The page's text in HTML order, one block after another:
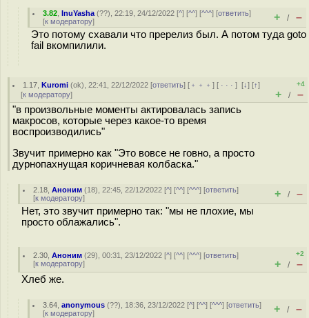
3.82 ,InuYasha (??), 22:19, 24/12/2022 [^] [^^] [^^^] [ответить]
[к модератору] + / –
Это потому схавали что пререлиз был. А потом туда goto
fail вкомпилили.
1.17 ,Kuromi (ok), 22:41, 22/12/2022 [ответить] [ ﹢﹢﹢] [ · · ·][↓] [↑]
[к модератору]
+4
+ / –
"в произвольные моменты актировалась запись
макросов, которые через какое-то время
воспроизводились"
Звучит примерно как "Это вовсе не говно, а просто
дурнопахнущая коричневая колбаска."
2.18 ,Аноним (18), 22:45, 22/12/2022 [^] [^^] [^^^] [ответить]
[к модератору] + / –
Нет, это звучит примерно так: "мы не плохие, мы
просто облажались".
2.30 ,Аноним (29), 00:31, 23/12/2022 [^] [^^] [^^^] [ответить]
[к модератору]
+2
+ / –
Хлеб же.
3.64 ,anonymous (??), 18:36, 23/12/2022 [^] [^^] [^^^] [ответить]
[к модератору] + / –